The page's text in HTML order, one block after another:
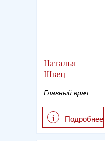
Подробнее
i
Наталья
Швец
Главный врач